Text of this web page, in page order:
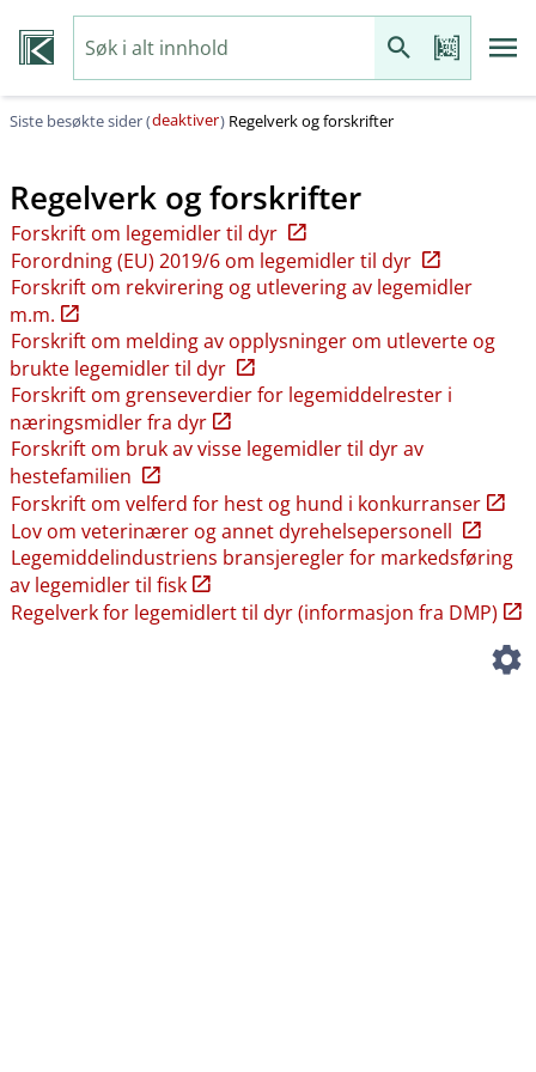
Siste besøkte sider (deaktiver) Regelverk og forskrifter
Regelverk og forskrifter
Forskrift om legemidler til dyr
Forordning (EU) 2019/6 om legemidler til dyr
Forskrift om rekvirering og utlevering av legemidler
m.m.
Forskrift om melding av opplysninger om utleverte og
brukte legemidler til dyr
Forskrift om grenseverdier for legemiddelrester i
næringsmidler fra dyr
Forskrift om bruk av visse legemidler til dyr av
hestefamilien
Forskrift om velferd for hest og hund i konkurranser
Lov om veterinærer og annet dyrehelsepersonell
Legemiddelindustriens bransjeregler for markedsføring
av legemidler til fisk
Regelverk for legemidlert til dyr (informasjon fra DMP)